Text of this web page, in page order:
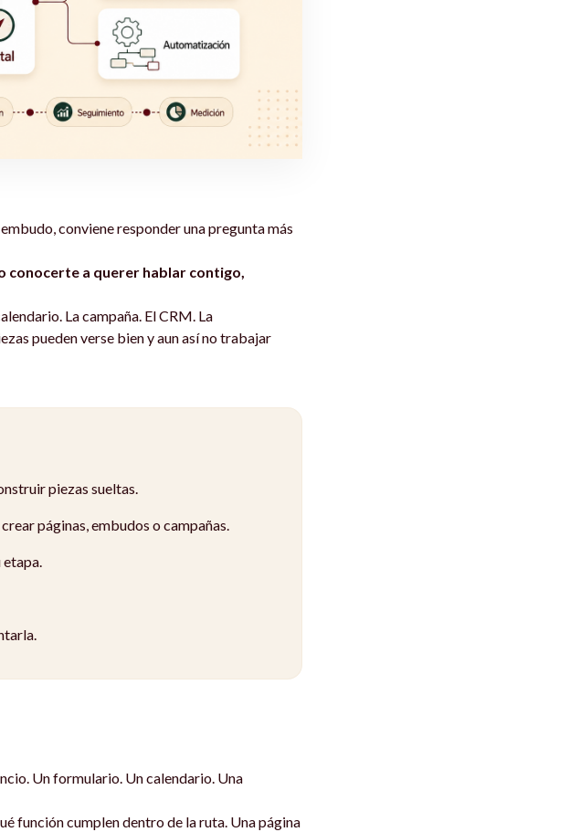
conviene responder una pregunta más
conocerte a querer hablar contigo,
La campaña. El CRM. La
pueden verse bien y aun así no trabajar
piezas sueltas.
páginas, embudos o campañas.
etapa.
Un formulario. Un calendario. Una
función cumplen dentro de la ruta. Una página